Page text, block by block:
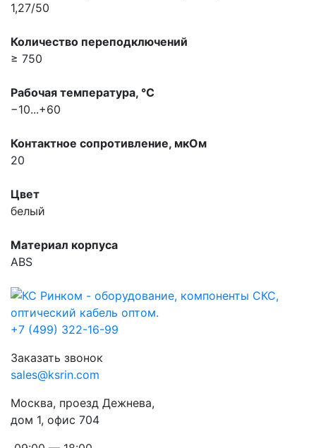
1,27/50
Количество переподключений
≥ 750
Рабочая температура, °С
−10...+60
Контактное сопротивление, мкOм
20
Цвет
белый
Материал корпуса
ABS
+7 (499) 322-16-99
Заказать звонок
sales@ksrin.com
Москва, проезд Дежнева,
дом 1, офис 704